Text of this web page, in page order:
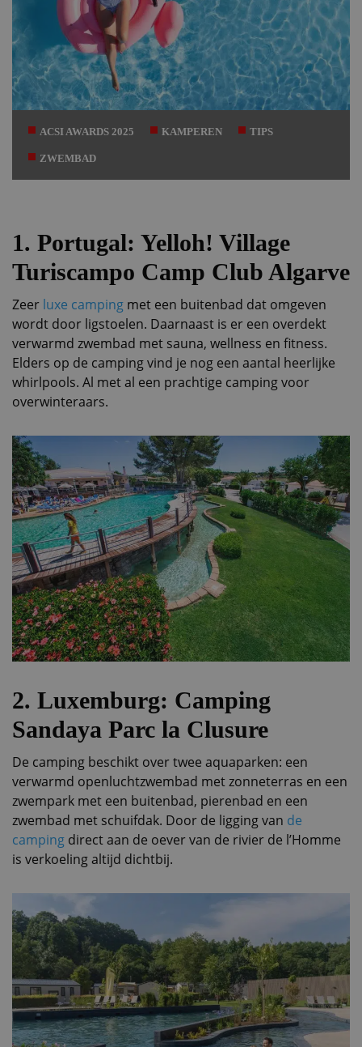
ACSI AWARDS 2025 KAMPEREN TIPS
ZWEMBAD
1. Portugal: Yelloh! Village
Turiscampo Camp Club Algarve
Zeer luxe camping met een buitenbad dat omgeven
wordt door ligstoelen. Daarnaast is er een overdekt
verwarmd zwembad met sauna, wellness en fitness.
Elders op de camping vind je nog een aantal heerlijke
whirlpools. Al met al een prachtige camping voor
overwinteraars.
2. Luxemburg: Camping
Sandaya Parc la Clusure
De camping beschikt over twee aquaparken: een
verwarmd openluchtzwembad met zonneterras en een
zwempark met een buitenbad, pierenbad en een
zwembad met schuifdak. Door de ligging van de
camping direct aan de oever van de rivier de l’Homme
is verkoeling altijd dichtbij.